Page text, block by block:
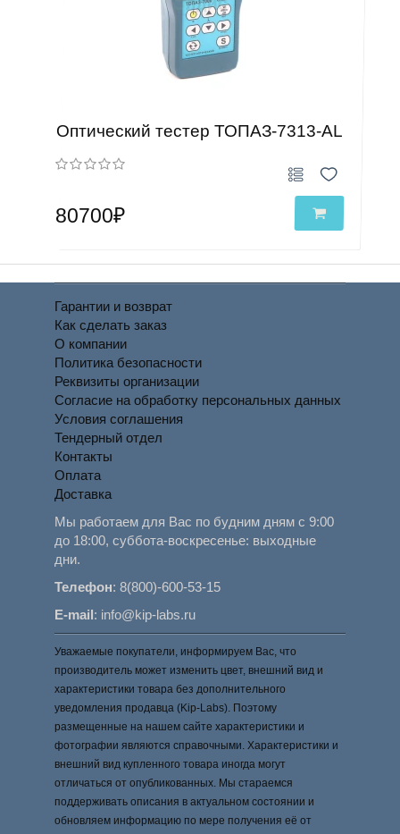
Оптический тестер ТОПАЗ-7313-АL
80700₽
Гарантии и возврат
Как сделать заказ
О компании
Политика безопасности
Реквизиты организации
Согласие на обработку персональных данных
Условия соглашения
Тендерный отдел
Контакты
Оплата
Доставка
Мы работаем для Вас по будним дням с 9:00
до 18:00, суббота-воскресенье: выходные
дни.
Телефон:8(800)-600-53-15
E-mail: info@kip-labs.ru
Уважаемые покупатели, информируем Вас, что
производитель может изменить цвет, внешний вид и
характеристики товара без дополнительного
уведомления продавца (Kip-Labs). Поэтому
размещенные на нашем сайте характеристики и
фотографии являются справочными. Характеристики и
внешний вид купленного товара иногда могут
отличаться от опубликованных. Мы стараемся
поддерживать описания в актуальном состоянии и
обновляем информацию по мере получения её от